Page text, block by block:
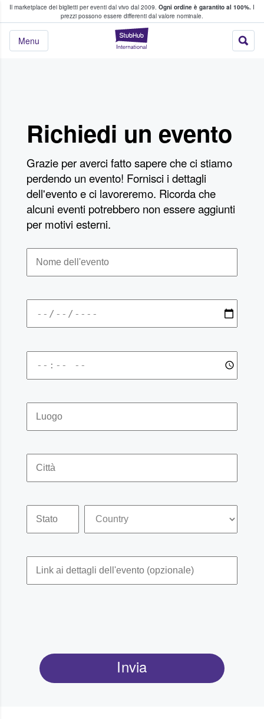
Il marketplace dei biglietti per eventi dal vivo dal 2009. Ogni ordine è garantito al 100%. I
prezzi possono essere differenti dal valore nominale.
StubHub - Dove
Menu
fan comprano e vendono biglietti
Richiedi un evento
Grazie per averci fatto sapere che ci stiamo
perdendo un evento! Fornisci i dettagli
dell'evento e ci lavoreremo. Ricorda che
alcuni eventi potrebbero non essere aggiunti
per motivi esterni.
Invia